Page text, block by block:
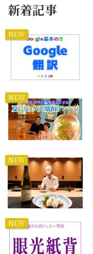
新着記事
NEW
NEW
NEW
NEW